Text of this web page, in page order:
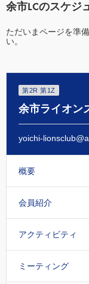
余市LCのスケジ
ただいまページを準
い。
第2R 第1Z
余市ライオン
yoichi-
概要
会員紹介
アクティビティ
ミーティング